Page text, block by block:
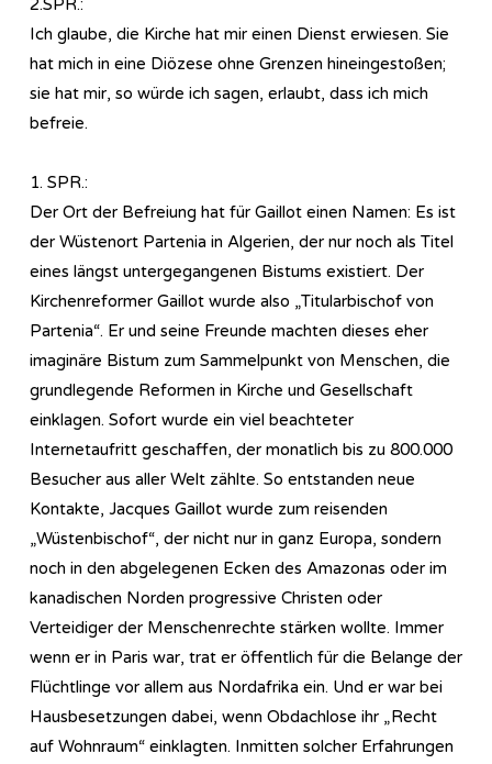
2.SPR.:
Ich glaube, die Kirche hat mir einen Dienst erwiesen. Sie
hat mich in eine Diözese ohne Grenzen hineingestoßen;
sie hat mir, so würde ich sagen, erlaubt, dass ich mich
befreie.
1. SPR.:
Der Ort der Befreiung hat für Gaillot einen Namen: Es ist
der Wüstenort Partenia in Algerien, der nur noch als Titel
eines längst untergegangenen Bistums existiert. Der
Kirchenreformer Gaillot wurde also „Titularbischof von
Partenia“. Er und seine Freunde machten dieses eher
imaginäre Bistum zum Sammelpunkt von Menschen, die
grundlegende Reformen in Kirche und Gesellschaft
einklagen. Sofort wurde ein viel beachteter
Internetaufritt geschaffen, der monatlich bis zu 800.000
Besucher aus aller Welt zählte. So entstanden neue
Kontakte, Jacques Gaillot wurde zum reisenden
„Wüstenbischof“, der nicht nur in ganz Europa, sondern
noch in den abgelegenen Ecken des Amazonas oder im
kanadischen Norden progressive Christen oder
Verteidiger der Menschenrechte stärken wollte. Immer
wenn er in Paris war, trat er öffentlich für die Belange der
Flüchtlinge vor allem aus Nordafrika ein. Und er war bei
Hausbesetzungen dabei, wenn Obdachlose ihr „Recht
auf Wohnraum“ einklagten. Inmitten solcher Erfahrungen